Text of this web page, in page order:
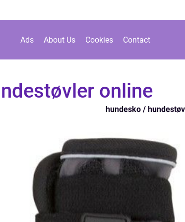
Ads About Us Cookies Contact
online
hundesko /